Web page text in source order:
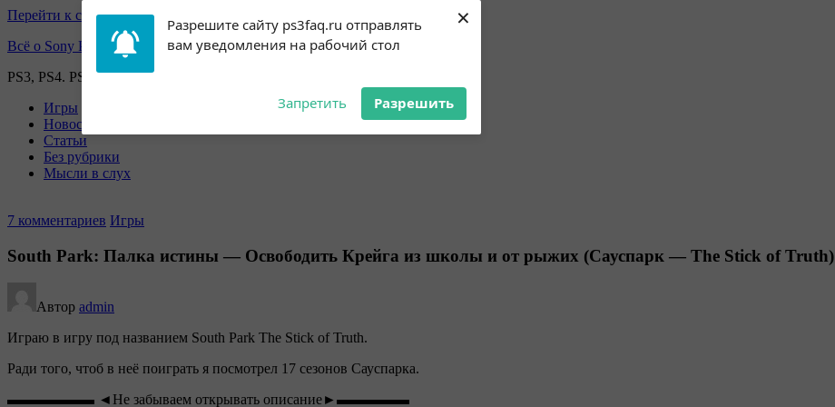
Разрешите сайту ps3faq.ru отправлять
вам уведомления на рабочий стол
Запретить Разрешить
×
Subscribe to our
notifications!
To enable permission prompts, click
Перейти к содержимому
Всё о Sony Playstation
PS3, PS4. PS5, PS games
Игры
Новости
Статьи
Без рубрики
Мысли в слух
7 комментариев Игры
South Park: Палка истины — Освободить Крейга из школы и от рыжих (Сауспарк — The Stick of Truth)
Автор admin
Играю в игру под названием South Park The Stick of Truth.
Ради того, чтоб в неё поиграть я посмотрел 17 сезонов Сауспарка.
▬▬▬▬▬▬ ◄Не забываем открывать описание►▬▬▬▬▬